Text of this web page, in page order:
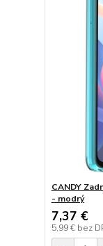
CANDY
- modrý
7,37 €
5,99 € bez